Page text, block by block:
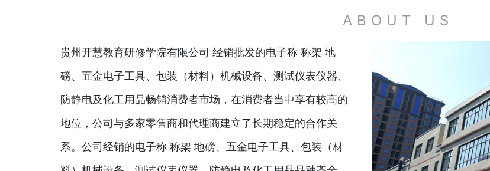
ABOUT US
贵州开慧教育研修学院有限公司 经销批发的电子称 称架 地
磅、五金电子工具、包装（材料）机械设备、测试仪表仪器、
防静电及化工用品畅销消费者市场，在消费者当中享有较高的
地位，公司与多家零售商和代理商建立了长期稳定的合作关
系。公司经销的电子称 称架 地磅、五金电子工具、包装（材